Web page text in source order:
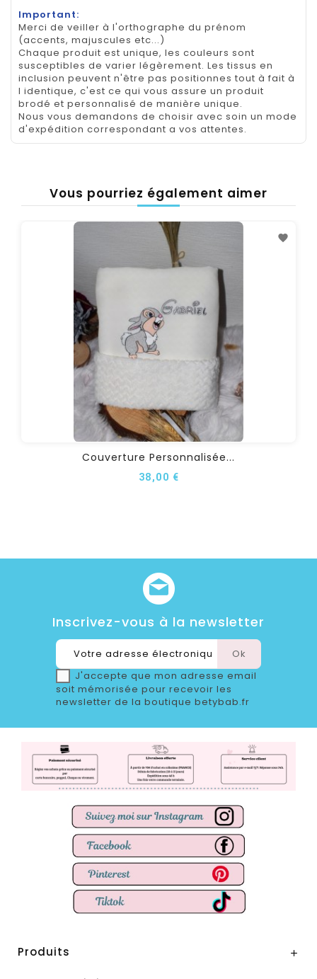
Important:
Merci de veiller à l'orthographe du prénom
(accents, majuscules etc...)
Chaque produit est unique, les couleurs sont
susceptibles de varier légèrement. Les tissus en
inclusion peuvent n'être pas positionnes tout à fait à
l identique, c'est ce qui vous assure un produit
brodé et personnalisé de manière unique.
Nous vous demandons de choisir avec soin un mode
d'expédition correspondant a vos attentes.
Vous pourriez également aimer
Couverture Personnalisée...
38,00 €
Inscrivez-vous à la newsletter
J'accepte que mon adresse email
soit mémorisée pour recevoir les
newsletter de la boutique betybab.fr
Produits 